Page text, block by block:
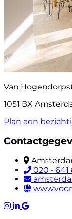
Van
1051 BX
Plan een
020 - 641